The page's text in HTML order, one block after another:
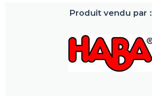
Produit vendu par :